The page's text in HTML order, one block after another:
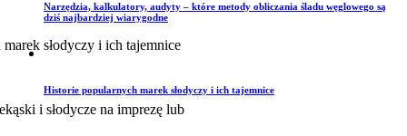
Narzędzia, kalkulatory, audyty – które metody obliczania śladu węglowego są
dziś najbardziej wiarygodne
Historie popularnych marek słodyczy i ich tajemnice